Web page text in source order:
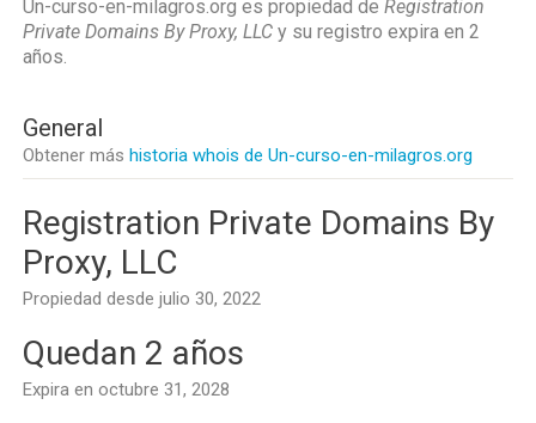
Un-curso-en-milagros.org es propiedad de Registration
Private Domains By Proxy, LLC y su registro expira en 2
años.
General
Obtener más historia whois de Un-curso-en-milagros.org
Registration Private Domains By
Proxy, LLC
Propiedad desde julio 30, 2022
Quedan 2 años
Expira en octubre 31, 2028